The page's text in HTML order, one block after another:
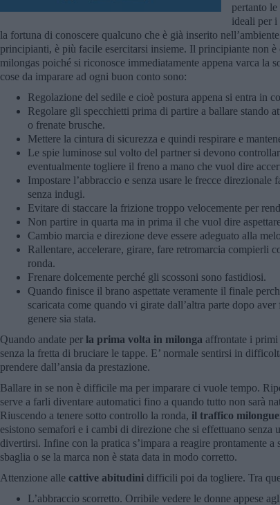
pertanto le
ideali per
la fortuna di conoscere qualcuno che è già inserito
principianti, è più facile esercitarsi insieme. Il principiante non è
milongas poiché si riconosce immediatamente appena varca la
cose da imparare ad ogni buon conto sono:
Regolazione del sedile e cioè postura appena si entra in
Regolare gli specchietti prima di partire a ballare stando
o frenate brusche.
Mettere la cintura di sicurezza e quindi respirare e
Le spie luminose sul volto del partner si devono
eventualmente togliere il freno a mano che vuol dire
Impostare l’abbraccio e senza usare le frecce direzionale
senza indugi.
Evitare di staccare la frizione troppo velocemente per
Non partire in quarta ma in prima il che vuol dire
Cambio marcia e direzione deve essere adeguato alla
Rallentare, accelerare, girare, fare retromarcia compierli
ronda.
Frenare dolcemente perché gli scossoni sono fastidiosi.
Quando finisce il brano aspettate veramente il finale
scaricata come quando vi girate dall’altra parte dopo
genere sia stata.
Quando andate per la prima volta in milonga affrontate i primi
senza la fretta di bruciare le tappe. E’ normale sentirsi in
prendere dall’ansia da prestazione.
Ballare in se non è difficile ma per imparare ci vuole tempo.
serve a farli diventare automatici fino a quando tutto non sarà
Riuscendo a tenere sotto controllo la ronda, il traffico
esistono semafori e i cambi di direzione che si effettuano senza
divertirsi. Infine con la pratica s’impara a reagire prontamente
sbaglia o se la marca non è stata data in modo corretto.
Attenzione alle cattive abitudini difficili poi da togliere. Tra
L’abbraccio scorretto. Orribile vedere le donne appese